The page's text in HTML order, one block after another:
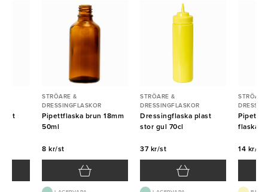
STRÖARE &
DRESSINGFLASKOR
Pipettflaska brun 18mm
50ml
8 kr/st
STRÖARE &
DRESSINGFLASKOR
Dressingflaska plast
stor gul 70cl
37 kr/st
Pipett
flaska
14 kr/st